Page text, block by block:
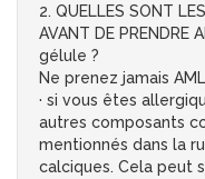
2. QUELLES SONT
AVANT DE PRENDRE
gélule ?
Ne prenez jamais
· si vous êtes
autres composants
mentionnés dans la
calciques. Cela peut